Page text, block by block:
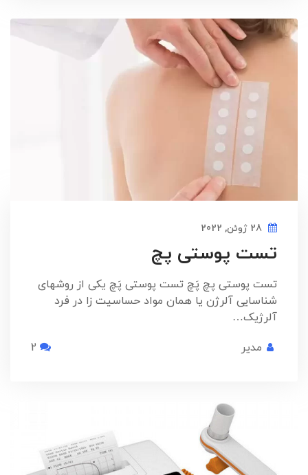
تست پوستی پچ
تست پوستی پچ پَچ تست پوستی پَچ یکی از روشهای
شناسایی آلرژن یا همان مواد حساسیت زا در فرد
آلرژیک…
مدیر